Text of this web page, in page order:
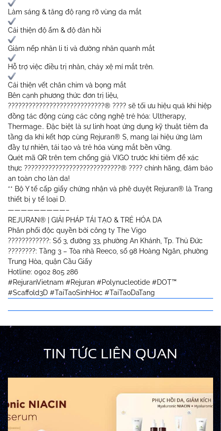
Làm sáng & tăng độ rạng rỡ vùng da mắt
Cải thiện độ ẩm & độ đàn hồi
Giảm nếp nhăn li ti và đường nhăn quanh mắt
Hỗ trợ việc điều trị nhăn, chảy xệ mí mắt trên.
Cải thiện vết chân chim và bọng mắt
Bên cạnh phương thức đơn trị liệu,
????????????????????????????® ???? sẽ tối ưu hiệu quả khi hiệp
đồng tác động cùng các công nghệ trẻ hóa: Ultherapy,
Thermage.. Đặc biệt là sự linh hoạt ứng dụng kỹ thuật tiêm đa
tầng da khi kết hợp cùng Rejuran® S, mang lại hiệu ứng làm
đầy tự nhiên, tái tạo và trẻ hóa vùng mắt bền vững.
Quét mã QR trên tem chống giả VIGO trước khi tiêm để xác
thực ????????????????????????????® ???? chính hãng, đảm bảo
an toàn cho làn da!
** Bộ Y tế cấp giấy chứng nhận và phê duyệt Rejuran® là Trang
thiết bị y tế loại D.
—————————–
REJURAN® | GIẢI PHÁP TÁI TẠO & TRẺ HÓA DA
Phân phối độc quyền bởi công ty The Vigo
????????????: Số 3, đường 33, phường An Khánh, Tp. Thủ Đức
????????: Tầng 3 – Tòa nhà Reeco, số 98 Hoàng Ngân, phường
Trung Hòa, quận Cầu Giấy
Hotline: 0902 805 286
#RejuranVietnam #Rejuran #Polynucleotide #DOT™
#Scaffold3D #TaiTaoSinhHoc #TaiTaoDaTang
TIN TỨC LIÊN QUAN